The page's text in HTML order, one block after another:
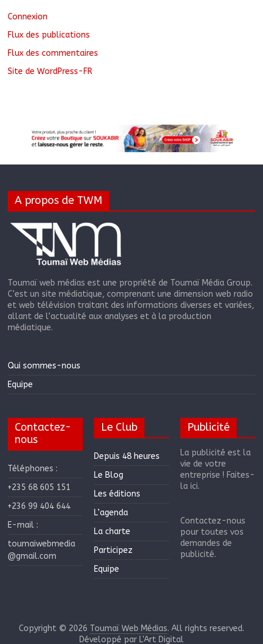
Connexion
Flux des publications
Flux des commentaires
Site de WordPress-FR
A propos de TWM
Toumaï web médias est une propriété de Toumaï Média Group.
C’est un site médiatique, comprenant une dimension web radio
et web télévision traitant des informations diverses et variées,
allant de l’actualité aux analyses et à la production
médiatique.
Qui sommes-nous
Equipe
Contactez-
nous
Téléphones :
+235 68 605 151
+236 99 404 644
E-mail :
toumaiwebmedia
@gmail.com
Le Club
Depuis 48 heures
Le Blog
Les éditions
L’agenda
La charte
Participez
Equipe
Publicité
La publicité est la
vie de votre
entreprise ! Faites-
la ici.
Contactez-nous
pour toutes vos
demandes de
publicité.
Copyright © 2026 Toumaï Web Médias. All rights reserved.
Développé par L'Art Digital